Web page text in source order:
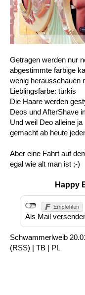
Getragen werden nur
abgestimmte farbige
wenig herausschauen
Lieblingsfarbe: türkis
Die Haare werden
Deos und AfterShave
Und weil Deo alleine
gemacht ab heute
Aber eine Fahrt auf
egal wie alt man ist ;-)
Happy
Als Mail
Schwammerlweib
(RSS) | TB | PL